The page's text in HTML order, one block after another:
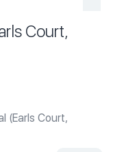
Court,
(Earls Court,